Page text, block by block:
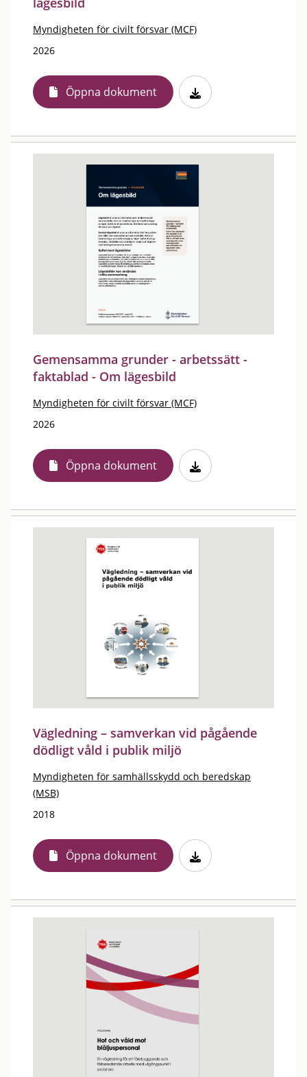
Myndigheten för civilt försvar (MCF)
2026
Öppna dokument
Gemensamma grunder - arbetssätt -
faktablad - Om lägesbild
Myndigheten för civilt försvar (MCF)
2026
Öppna dokument
Vägledning – samverkan vid pågående
dödligt våld i publik miljö
Myndigheten för samhällsskydd och beredskap
(MSB)
2018
Öppna dokument